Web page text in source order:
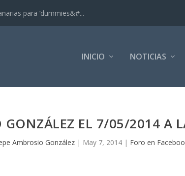
para ‘dummies&#...
INICIO NOTICIAS
GONZÁLEZ EL 7/05/2014 A
Ambrosio González| May 7, 2014| Foro en